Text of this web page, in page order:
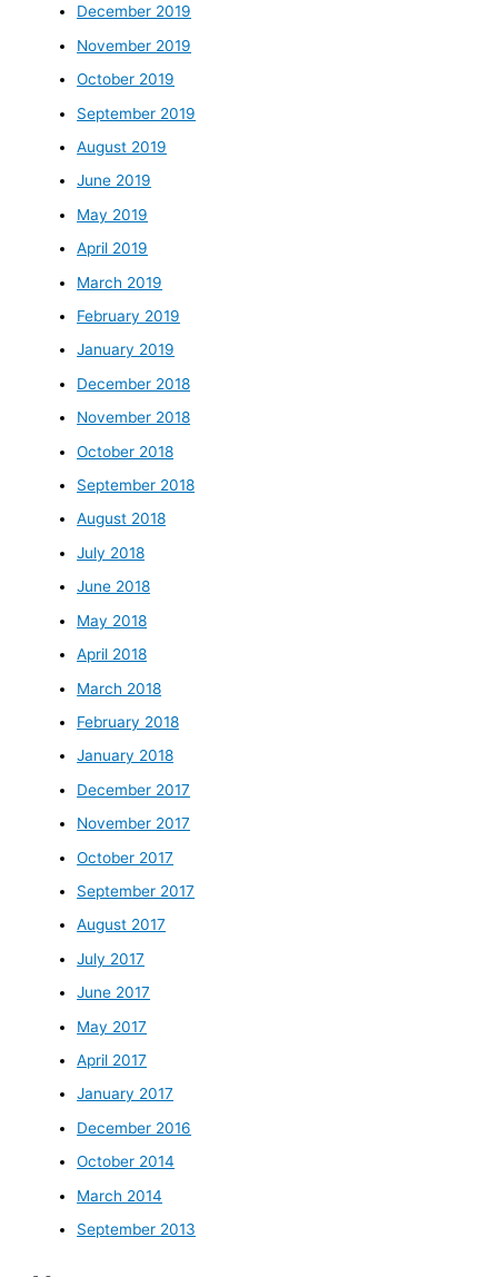
December 2019
November 2019
October 2019
September 2019
August 2019
June 2019
May 2019
April 2019
March 2019
February 2019
January 2019
December 2018
November 2018
October 2018
September 2018
August 2018
July 2018
June 2018
May 2018
April 2018
March 2018
February 2018
January 2018
December 2017
November 2017
October 2017
September 2017
August 2017
July 2017
June 2017
May 2017
April 2017
January 2017
December 2016
October 2014
March 2014
September 2013